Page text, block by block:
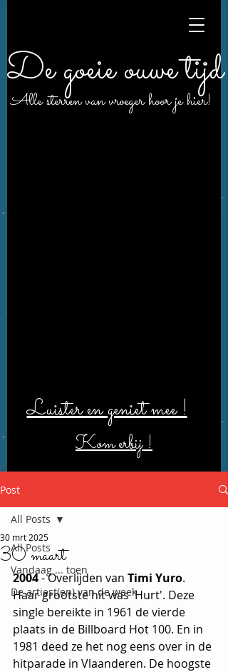
De goeie ouwe tijd
Alle sterren van vroeger hoor je hier!
Luister en geniet mee !
Kom erbij !
Post
All Posts
Vandaag ... toen
De artiest(en) van de week
All Posts
30 maart
30 mrt 2025
2004 - Overlijden van Timi Yuro.
Haar grootste hit was 'Hurt'. Deze
single bereikte in 1961 de vierde
plaats in de Billboard Hot 100. En in
1981 deed ze het nog eens over in de
hitparade in Vlaanderen. De hoogste